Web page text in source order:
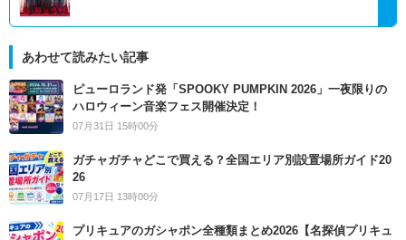
あわせて読みたい記事
ピューロランド発「SPOOKY PUMPKIN 2026」一夜限りの
ハロウィーン音楽フェス開催決定！
07月31日 15時00分
ガチャガチャどこで買える？全国エリア別設置場所ガイド20
26
07月17日 13時00分
プリキュアのガシャポン全種類まとめ2026【名探偵プリキュ